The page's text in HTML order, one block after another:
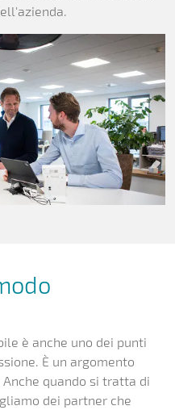
è anche uno dei punti
È un argomento
quando si tratta di
dei partner che